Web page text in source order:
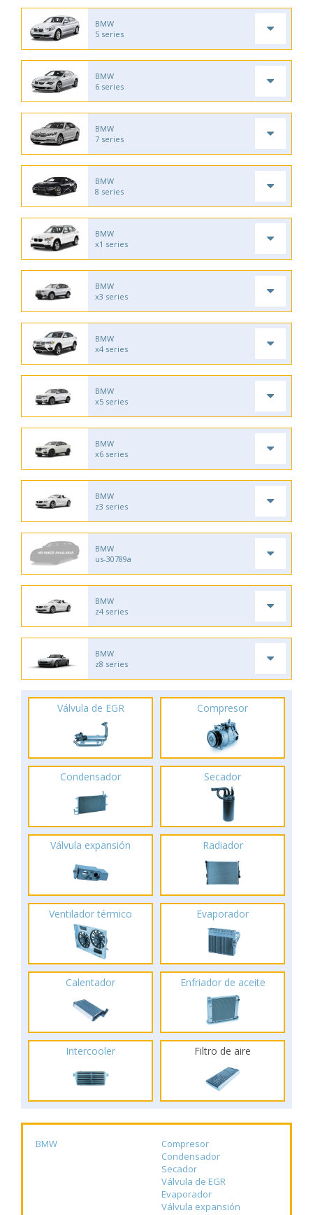
BMW
5 series
BMW
6 series
BMW
7 series
BMW
8 series
BMW
x1 series
BMW
x3 series
BMW
x4 series
BMW
x5 series
BMW
x6 series
BMW
z3 series
BMW
us-30789a
BMW
z4 series
BMW
z8 series
Válvula de EGR Compresor
Condensador Secador
Válvula expansión Radiador
Ventilador térmico Evaporador
Calentador Enfriador de aceite
Intercooler Filtro de aire
BMW
Compresor
Condensador
Secador
Válvula de EGR
Evaporador
Válvula expansión